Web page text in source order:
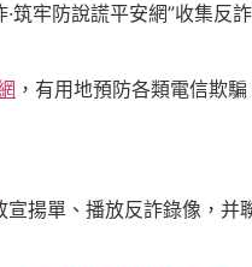
·筑牢防說謊平安網”收集反
，有用地預防各類電信欺
宣揚單、播放反詐錄像，并